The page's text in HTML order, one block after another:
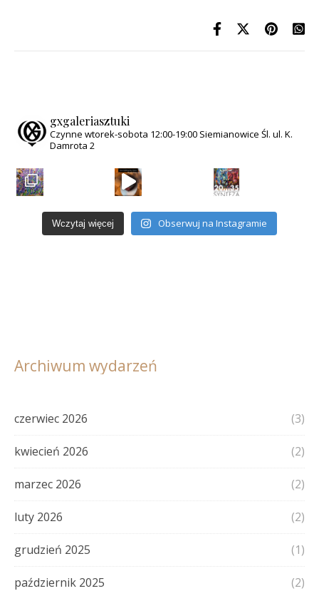
gxgaleriasztuki
Czynne wtorek-sobota 12:00-19:00 Siemianowice Śl. ul. K.
Damrota 2
Wczytaj więcej Obserwuj na Instagramie
Archiwum wydarzeń
czerwiec 2026 (3)
kwiecień 2026 (2)
marzec 2026 (2)
luty 2026 (2)
grudzień 2025 (1)
październik 2025 (2)